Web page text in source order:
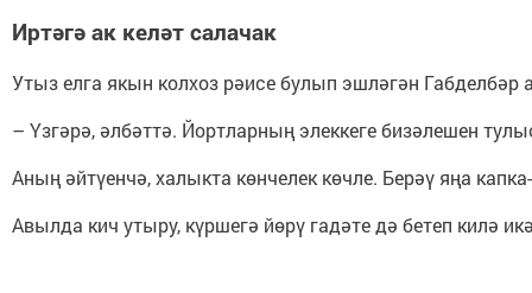
Иртәгә ак келәт салачак
Утыз елга якын колхоз рәисе булып эшләгән
– Үзгәрә, әлбәттә. Йортларның элеккеге бизәлешен
Аның әйтүенчә, халыкта көнчелек көчле. Берәү яңа
Авылда кич утыру, күршегә йөрү гадәте дә бетеп килә